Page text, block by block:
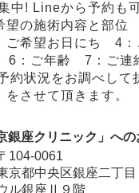
中! Lineから予約も
望の施術内容と部位
ご希望お日にち 4：
：ご年齢 7：ご連
約状況をお調べして
をさせて頂きます。
銀座クリニック」へ
104-0061
京都中央区銀座二丁
ル銀座Ⅱ９階